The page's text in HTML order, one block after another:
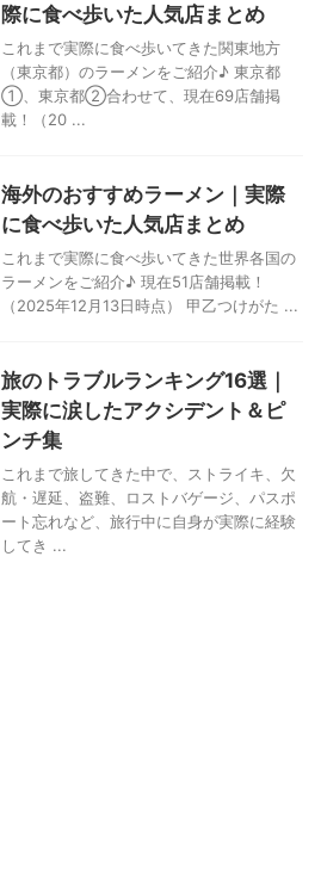
際に食べ歩いた人気店まとめ
これまで実際に食べ歩いてきた関東地方
（東京都）のラーメンをご紹介♪ 東京都
①、東京都②合わせて、現在69店舗掲
載！（20 ...
海外のおすすめラーメン｜実際
に食べ歩いた人気店まとめ
これまで実際に食べ歩いてきた世界各国の
ラーメンをご紹介♪ 現在51店舗掲載！
（2025年12月13日時点） 甲乙つけがた ...
旅のトラブルランキング16選｜
実際に涙したアクシデント＆ピ
ンチ集
これまで旅してきた中で、ストライキ、欠
航・遅延、盗難、ロストバゲージ、パスポ
ート忘れなど、旅行中に自身が実際に経験
してき ...